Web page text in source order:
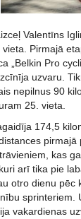
Valentīns
Pirmajā
„Belkin Pro
uzvaru.
nepilnus 90
25. vieta.
174,5
kas
arī tika pie
otro dienu
sprinteriem.
vakardienas